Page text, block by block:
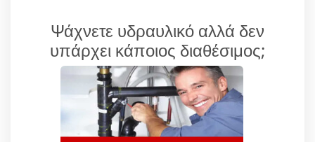
Ψάχνετε υδραυλικό αλλά δεν
υπάρχει κάποιος διαθέσιμος;